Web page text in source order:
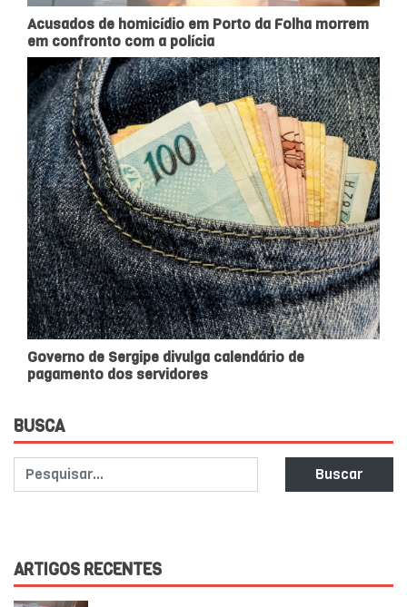
Acusados de homicídio em Porto da Folha morrem
em confronto com a polícia
Governo de Sergipe divulga calendário de
pagamento dos servidores
BUSCA
Buscar
ARTIGOS RECENTES